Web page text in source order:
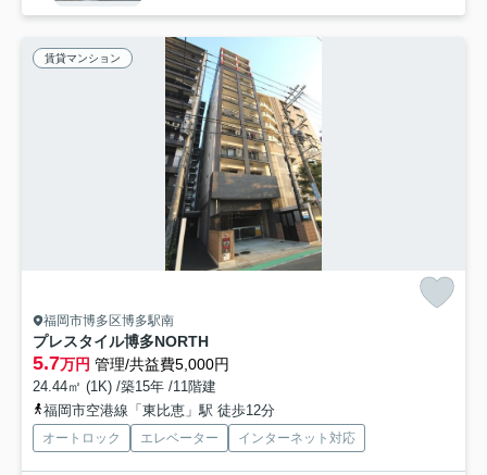
賃貸マンション
福岡市博多区博多駅南
プレスタイル博多NORTH
5.7万円 管理/共益費5,000円
24.44㎡ (1K) /築15年 /11階建
福岡市空港線「東比恵」駅 徒歩12分
オートロック エレベーター インターネット対応